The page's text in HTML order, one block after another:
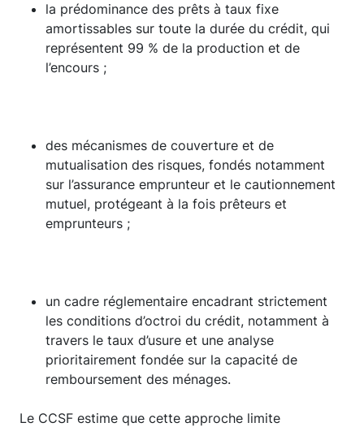
la prédominance des prêts à taux fixe
amortissables sur toute la durée du crédit, qui
représentent 99 % de la production et de
l’encours ;
des mécanismes de couverture et de
mutualisation des risques, fondés notamment
sur l’assurance emprunteur et le cautionnement
mutuel, protégeant à la fois prêteurs et
emprunteurs ;
un cadre réglementaire encadrant strictement
les conditions d’octroi du crédit, notamment à
travers le taux d’usure et une analyse
prioritairement fondée sur la capacité de
remboursement des ménages.
Le CCSF estime que cette approche limite